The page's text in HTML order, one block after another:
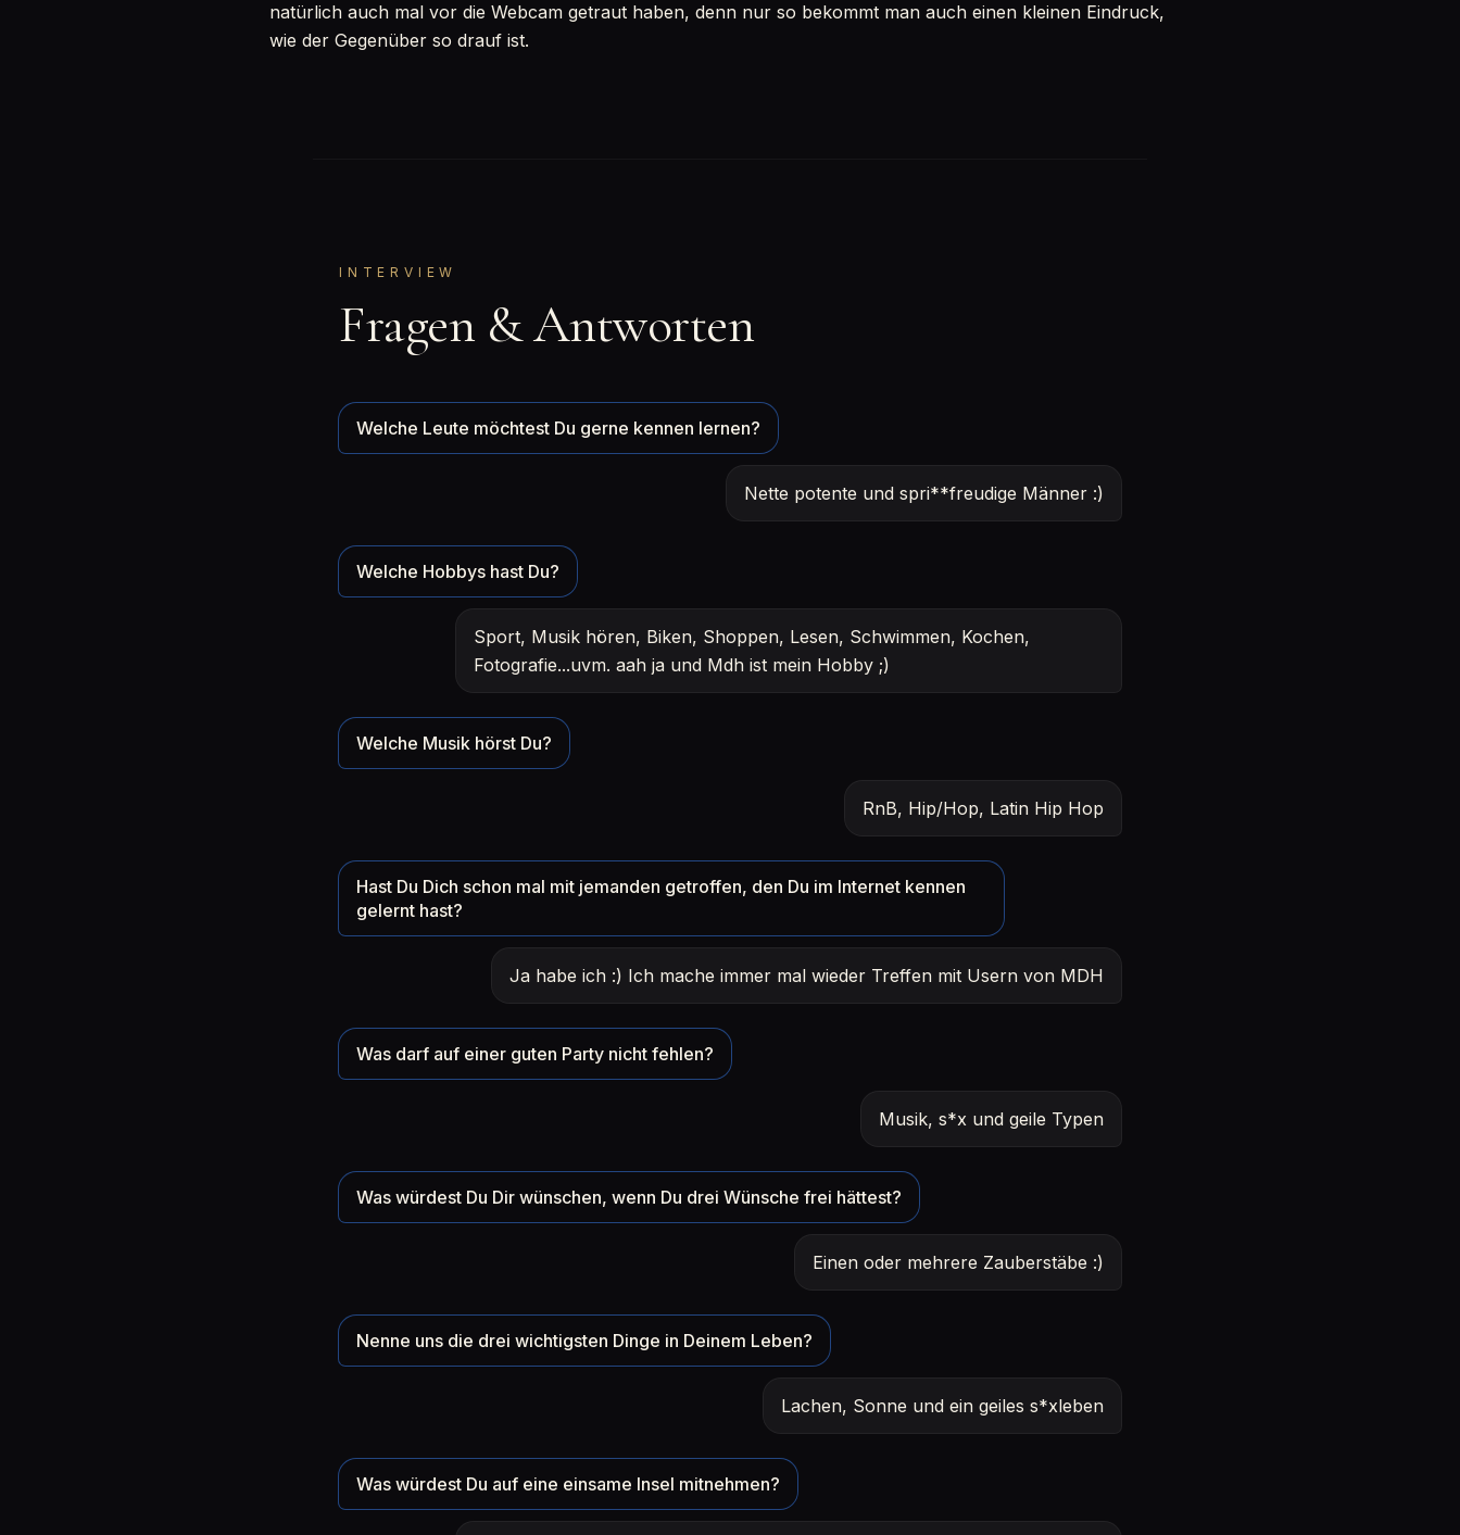
natürlich auch mal vor die Webcam getraut haben, denn nur so bekommt man auch einen kleinen Eindruck,
wie der Gegenüber so drauf ist.
INTERVIEW
Fragen & Antworten
Welche Leute möchtest Du gerne kennen lernen?
Nette potente und spri**freudige Männer :)
Welche Hobbys hast Du?
Sport, Musik hören, Biken, Shoppen, Lesen, Schwimmen, Kochen,
Fotografie...uvm. aah ja und Mdh ist mein Hobby ;)
Welche Musik hörst Du?
RnB, Hip/Hop, Latin Hip Hop
Hast Du Dich schon mal mit jemanden getroffen, den Du im Internet kennen
gelernt hast?
Ja habe ich :) Ich mache immer mal wieder Treffen mit Usern von MDH
Was darf auf einer guten Party nicht fehlen?
Musik, s*x und geile Typen
Was würdest Du Dir wünschen, wenn Du drei Wünsche frei hättest?
Einen oder mehrere Zauberstäbe :)
Nenne uns die drei wichtigsten Dinge in Deinem Leben?
Lachen, Sonne und ein geiles s*xleben
Was würdest Du auf eine einsame Insel mitnehmen?